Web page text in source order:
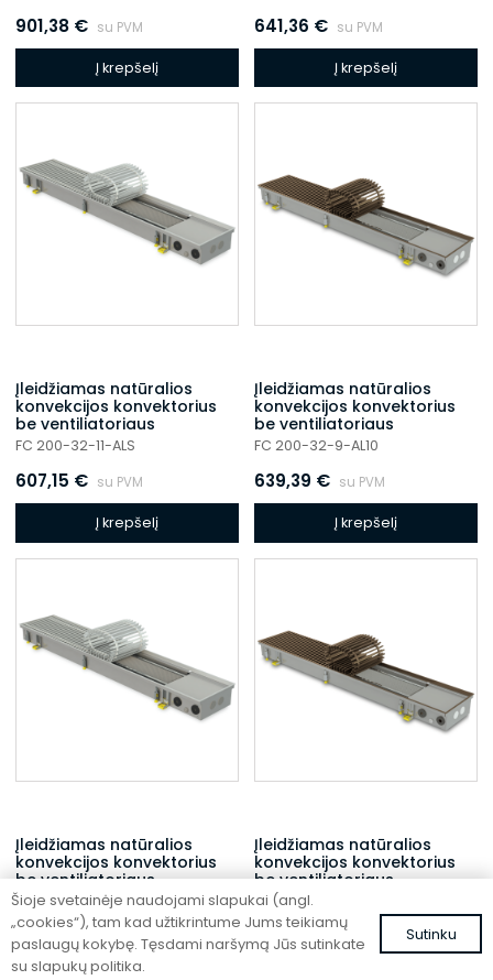
901,38 € su PVM
Į krepšelį
641,36 € su PVM
Į krepšelį
Įleidžiamas natūralios
konvekcijos konvektorius
be ventiliatoriaus
FC 200-32-11-ALS
607,15 € su PVM
Į krepšelį
Įleidžiamas natūralios
konvekcijos konvektorius
be ventiliatoriaus
FC 200-32-9-AL10
639,39 € su PVM
Į krepšelį
Įleidžiamas natūralios
konvekcijos konvektorius
be ventiliatoriaus
FC 200-32-9-ALS
605,18€ su PVM
Įleidžiamas natūralios
konvekcijos konvektorius
be ventiliatoriaus
FC 200-22-15-AL10
599,76€ su PVM
Šioje svetainėje naudojami slapukai (angl.
„cookies“), tam kad užtikrintume Jums teikiamų
paslaugų kokybę. Tęsdami naršymą Jūs sutinkate
su slapukų politika.
Sutinku